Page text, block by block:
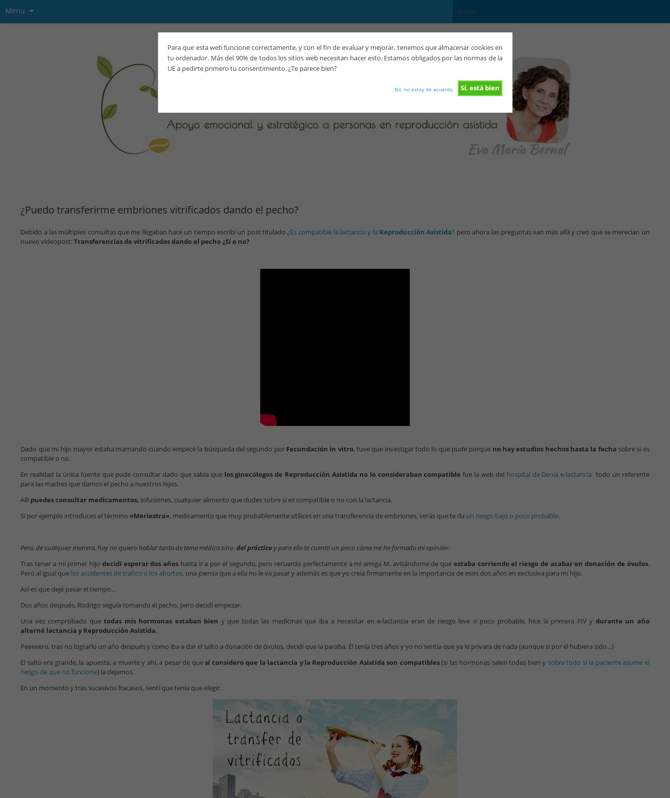
Para que esta web funcione correctamente, y con el fin de evaluar y mejorar, tenemos que almacenar cookies en
tu ordenador. Más del 90% de todos los sitios web necesitan hacer esto. Estamos obligados por las normas de la
UE a pedirte primero tu consentimiento. ¿Te parece bien?
Sí, está bien
No, no estoy de acuerdo
Menu
¿Puedo transferirme embriones vitrificados dando el pecho?
Debido a las múltiples consultas que me llegaban hace un tiempo escribí un post titulado¿Es compatible la lactancia y la Reproducción Asistida? pero ahora las preguntas van más allá y creo que se merecían un
nuevo videopost:Transferencias de vitrificados dando el pecho ¿Sí o no?
Dado que mi hijo mayor estaba mamando cuando empecé la búsqueda del segundo por Fecundación in vitro, tuve que investigar todo lo que pude porque no hay estudios hechos hasta la fecha sobre si es
compatible o no.
En realidad la única fuente que pude consultar dado que sabía que los ginecólogos de Reproducción Asistida no lo consideraban compatible fue la web del hospital de Denia e-lactancia todo un referente
para las madres que damos el pecho a nuestros hijos.
Allí puedes consultar medicamentos, infusiones, cualquier alimento que dudes sobre si es compatible o no con la lactancia.
Si por ejemplo introduces el término «Meriestra», medicamento que muy probablemente utilices en una transferencia de embriones, verás que te da un riesgo bajo o poco probable.
Pero, de cualquier manera, hoy no quiero hablar tanto de tema médico sinodel práctico y para ello te cuento un poco cómo me he formado mi opinión:
Tras tener a mi primer hijo decidí esperar dos años hasta ir a por el segundo, pero recuerdo perfectamente a mi amiga M. avisándome de que estaba corriendo el riesgo de acabar en donación de óvulos.
Pero al igual que los accidentes de tráfico o los abortos, una piensa que a ella no le va pasar y además es que yo creía firmamente en la importancia de esos dos años en exclusiva para mi hijo.
Así es que dejé pasar el tiempo…
Dos años después, Rodrigo seguía tomando el pecho, pero decidí empezar.
Una vez comprobado quetodas mis hormonas estaban bien y que todas las medicinas que iba a necesitar en e-lactancia eran de riesgo leve o poco probable, hice la primera FIV y durante un año
alterné lactancia y Reproducción Asistida.
Peeeeero, tras no lograrlo un año después y como iba a dar el salto a donación de óvulos, decidí que la paraba. Él tenía tres años y yo no sentía que ya le privara de nada (aunque si por él hubiera sido…)
El salto era grande, la apuesta, a muerte y ahí, a pesar de quesí considero que la lactancia y la Reproducción Asistida son compatibles(si las hormonas salen todas bien y sobre todo si la paciente asume el
riesgo de que no funcione) la dejamos.
En un momento y tras sucesivos fracasos, sentí que tenía que elegir.